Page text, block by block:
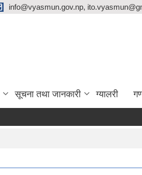
info@vyasmun.gov.np,
सूचना तथा जानकारी ग्यालरी